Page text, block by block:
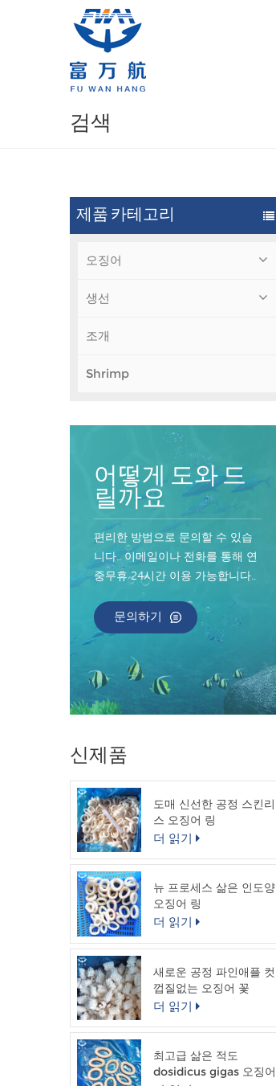
검색
제품 카테고리
오징어
생선
조개
Shrimp
어떻게 도와 드
릴까요
편리한 방법으로 문의할 수 있습
니다.. 이메일이나 전화를 통해 연
중무휴 24시간 이용 가능합니다..
문의하기
신제품
도매 신선한 공정 스킨리
스 오징어 링
더 읽기
뉴 프로세스 삶은 인도양
오징어 링
더 읽기
새로운 공정 파인애플 컷
껍질없는 오징어 꽃
더 읽기
최고급 삶은 적도
dosidicus gigas 오징어